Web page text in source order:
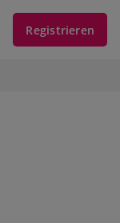
Registrieren